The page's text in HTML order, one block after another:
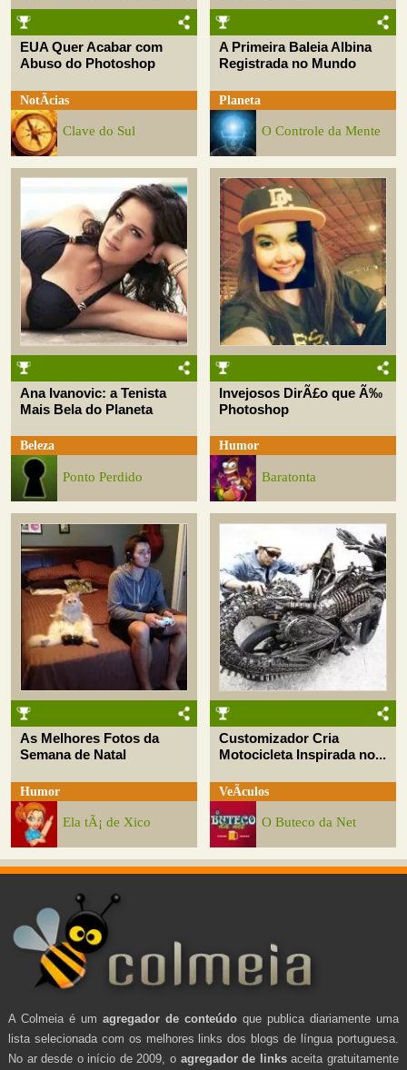
EUA Quer Acabar com
Abuso do Photoshop
NotÃ­cias
Clave do Sul
A Primeira Baleia Albina
Registrada no Mundo
Planeta
O Controle da Mente
Ana Ivanovic: a Tenista
Mais Bela do Planeta
Beleza
Ponto Perdido
Invejosos DirÃ£o que Ã‰
Photoshop
Humor
Baratonta
As Melhores Fotos da
Semana de Natal
Humor
Ela tÃ¡ de Xico
Customizador Cria
Motocicleta Inspirada no...
VeÃ­culos
O Buteco da Net
A Colmeia é um agregador de conteúdo que publica diariamente uma
lista selecionada com os melhores links dos blogs de língua portuguesa.
No ar desde o início de 2009, o agregador de linksaceita gratuitamente